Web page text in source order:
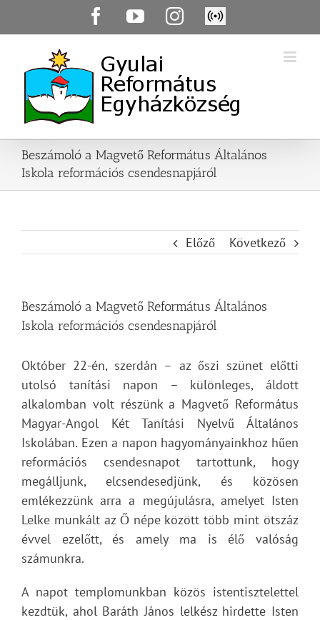
FacebookYouTubeInstagram
Élő
közvetítés
Beszámoló a Magvető Református Általános
Iskola reformációs csendesnapjáról
Előző Következő
Beszámoló a Magvető Református Általános
Iskola reformációs csendesnapjáról
Október 22-én, szerdán – az őszi szünet előtti
utolsó tanítási napon – különleges, áldott
alkalomban volt részünk a Magvető Református
Magyar-Angol Két Tanítási Nyelvű Általános
Iskolában. Ezen a napon hagyományainkhoz hűen
reformációs csendesnapot tartottunk, hogy
megálljunk, elcsendesedjünk, és közösen
emlékezzünk arra a megújulásra, amelyet Isten
Lelke munkált az Ő népe között több mint ötszáz
évvel ezelőtt, és amely ma is élő valóság
számunkra.
A napot templomunkban közös istentisztelettel
kezdtük, ahol Baráth János lelkész hirdette Isten